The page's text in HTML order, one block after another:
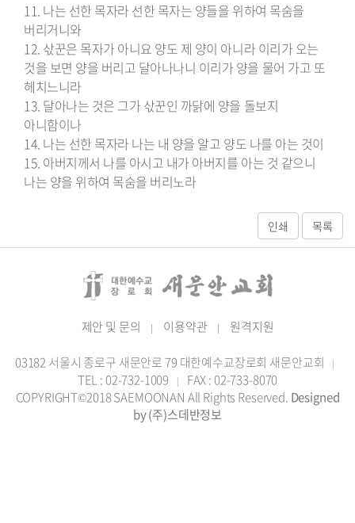
11. 나는 선한 목자라 선한 목자는 양들을 위하여 목숨을
버리거니와
12. 삯꾼은 목자가 아니요 양도 제 양이 아니라 이리가 오는
것을 보면 양을 버리고 달아나나니 이리가 양을 물어 가고 또
헤치느니라
13. 달아나는 것은 그가 삯꾼인 까닭에 양을 돌보지
아니함이나
14. 나는 선한 목자라 나는 내 양을 알고 양도 나를 아는 것이
15. 아버지께서 나를 아시고 내가 아버지를 아는 것 같으니
나는 양을 위하여 목숨을 버리노라
제안 및 문의 | 이용약관 | 원격지원
03182 서울시 종로구 새문안로 79 대한예수교장로회 새문안교회 |
TEL : 02-732-1009 |
FAX : 02-733-8070
COPYRIGHT©2018 SAEMOONAN All Rights Reserved. Designed
by (주)스데반정보